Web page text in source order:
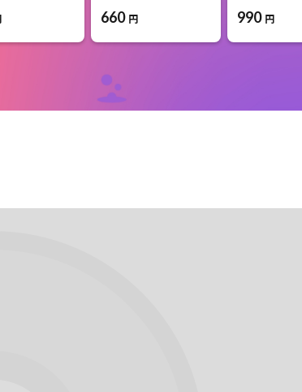
660 円 990 円